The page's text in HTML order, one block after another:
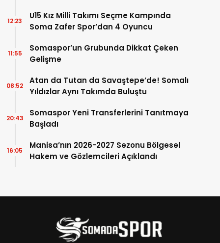
U15 Kız Milli Takımı Seçme Kampında
Soma Zafer Spor’dan 4 Oyuncu
12:23
Somaspor’un Grubunda Dikkat Çeken
Gelişme
11:55
Atan da Tutan da Savaştepe’de! Somalı
Yıldızlar Aynı Takımda Buluştu
08:52
Somaspor Yeni Transferlerini Tanıtmaya
Başladı
20:43
Manisa’nın 2026-2027 Sezonu Bölgesel
Hakem ve Gözlemcileri Açıklandı
16:05